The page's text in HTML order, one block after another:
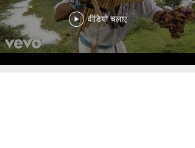
वीडियो चलाए